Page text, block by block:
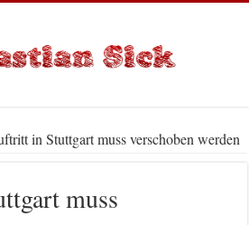
in Stuttgart muss verschoben werden
muss